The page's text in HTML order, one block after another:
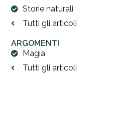
Storie naturali
Tutti gli articoli
ARGOMENTI
Magia
Tutti gli articoli